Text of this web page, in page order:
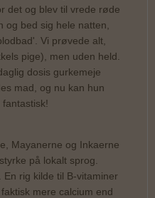
det og blev til vrede røde
og bed sig hele natten,
Vi prøvede alt,
pige), men uden held.
dosis gurkemeje
mad, og nu kan hun
Mayanerne og Inkaerne
på lokalt sprog.
rig kilde til B-vitaminer
mere calcium end